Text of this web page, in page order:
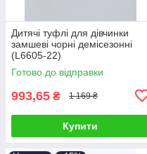
Дитячі туфлі для дівчинки
замшеві чорні демісезонні
(L6605-22)
Готово до відправки
993,65 ₴ 1 169 ₴
Купити